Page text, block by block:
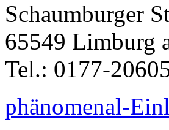
Schaumburger
65549 Limburg
Tel.: 0177-
phänomenal-